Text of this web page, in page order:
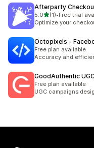
Afterparty
5.05つ星中
(1)
合計レビュー数：1件
•Free trial
Optimize your
Octopixels ‑
Free plan available
Accuracy and
GoodAuthentic
Free plan available
UGC campaigns